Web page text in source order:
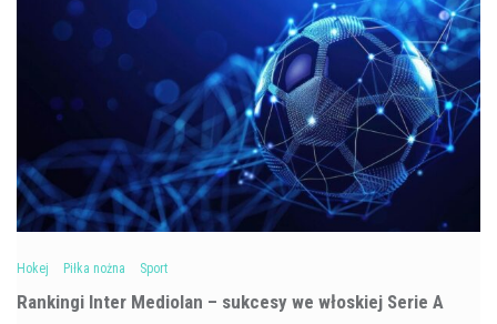
Hokej Piłka nożna Sport
Rankingi Inter Mediolan – sukcesy we włoskiej Serie A